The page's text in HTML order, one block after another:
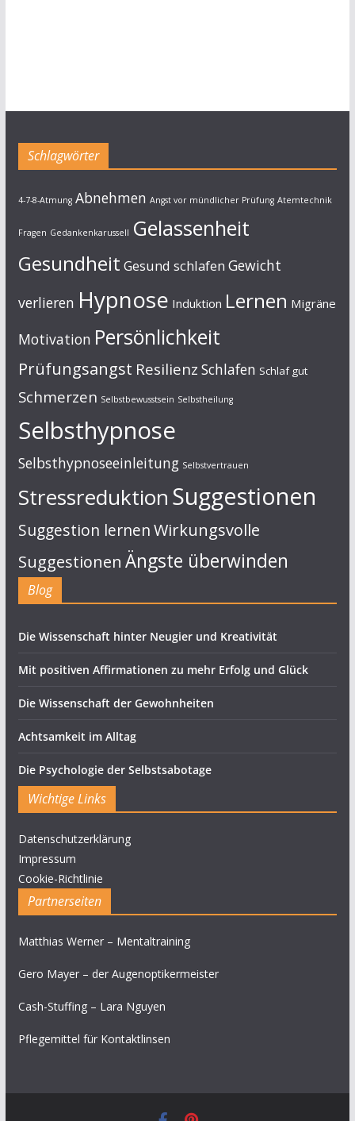
Schlagwörter
4-7-8-Atmung Abnehmen Angst vor mündlicher Prüfung Atemtechnik
Fragen Gedankenkarussell Gelassenheit
Gesundheit Gesund schlafen Gewicht
verlieren Hypnose Induktion Lernen Migräne
Motivation Persönlichkeit
Prüfungsangst Resilienz Schlafen Schlaf gut
Schmerzen Selbstbewusstsein Selbstheilung
Selbsthypnose
Selbsthypnoseeinleitung Selbstvertrauen
StressreduktionSuggestionen
Suggestion lernenWirkungsvolle
Suggestionen Ängste überwinden
Blog
Die Wissenschaft hinter Neugier und Kreativität
Mit positiven Affirmationen zu mehr Erfolg und Glück
Die Wissenschaft der Gewohnheiten
Achtsamkeit im Alltag
Die Psychologie der Selbstsabotage
Wichtige Links
Datenschutzerklärung
Impressum
Cookie-Richtlinie
Partnerseiten
Matthias Werner – Mentaltraining
Gero Mayer – der Augenoptikermeister
Cash-Stuffing – Lara Nguyen
Pflegemittel für Kontaktlinsen